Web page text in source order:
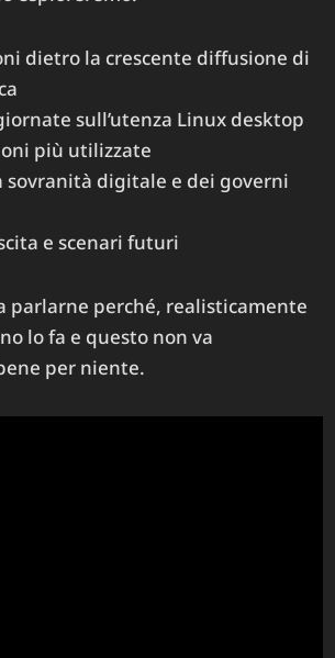
dietro la crescente diffusione di
sull’utenza Linux desktop
più utilizzate
sovranità digitale e dei governi
e scenari futuri
parlarne perché, realisticamente
lo fa e questo non va
per niente.